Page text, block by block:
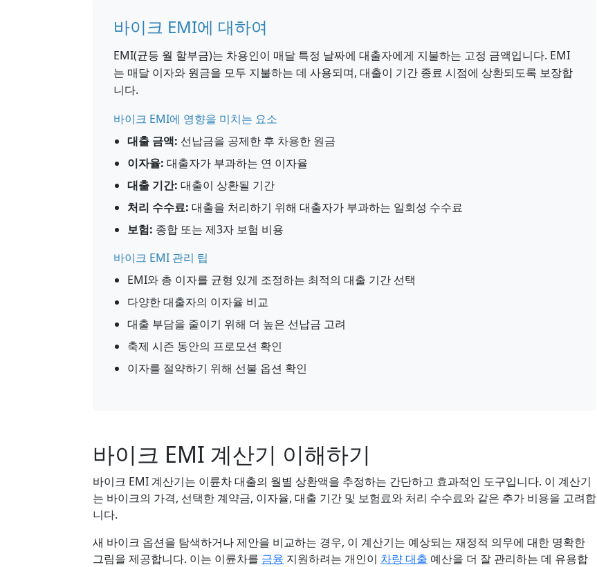
바이크 EMI에 대하여
EMI(균등 월 할부금)는 차용인이 매달 특정 날짜에 대출자에게 지불하는 고정 금액입니다. EMI
는 매달 이자와 원금을 모두 지불하는 데 사용되며, 대출이 기간 종료 시점에 상환되도록 보장합
니다.
바이크 EMI에 영향을 미치는 요소
대출 금액: 선납금을 공제한 후 차용한 원금
이자율: 대출자가 부과하는 연 이자율
대출 기간: 대출이 상환될 기간
처리 수수료: 대출을 처리하기 위해 대출자가 부과하는 일회성 수수료
보험: 종합 또는 제3자 보험 비용
바이크 EMI 관리 팁
EMI와 총 이자를 균형 있게 조정하는 최적의 대출 기간 선택
다양한 대출자의 이자율 비교
대출 부담을 줄이기 위해 더 높은 선납금 고려
축제 시즌 동안의 프로모션 확인
이자를 절약하기 위해 선불 옵션 확인
바이크 EMI 계산기 이해하기
바이크 EMI 계산기는 이륜차 대출의 월별 상환액을 추정하는 간단하고 효과적인 도구입니다. 이 계산기
는 바이크의 가격, 선택한 계약금, 이자율, 대출 기간 및 보험료와 처리 수수료와 같은 추가 비용을 고려합
니다.
새 바이크 옵션을 탐색하거나 제안을 비교하는 경우, 이 계산기는 예상되는 재정적 의무에 대한 명확한
그림을 제공합니다. 이는 이륜차를 금융 지원하려는 개인이 차량 대출 예산을 더 잘 관리하는 데 유용합